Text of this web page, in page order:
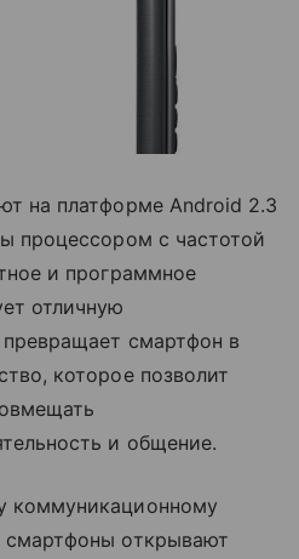
на платформе Android 2.3
процессором с частотой
и программное
отличную
смартфон в
которое позволит
и общение.
коммуникационному
смартфоны открывают